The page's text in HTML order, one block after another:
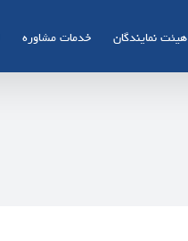
هیئت نمایندگان خدمات مشاوره